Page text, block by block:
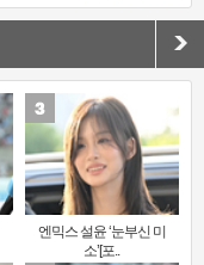
엔믹스 설윤 ‘눈부신 미
소’[포..